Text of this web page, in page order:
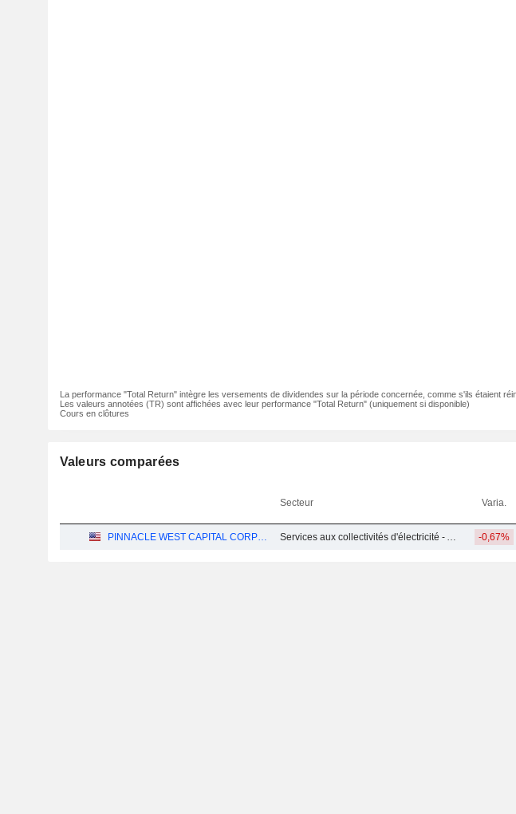
La performance "Total Return" intègre les versements de dividendes sur la période concernée, comme s'ils étaient
Les valeurs annotées (TR) sont affichées avec leur performance "Total Return" (uniquement si disponible)
Cours en clôtures
Valeurs comparées
Secteur Varia.
PINNACLE WEST CAPITAL CORPORATION Services aux collectivités d'électricité - Autres -0,67%